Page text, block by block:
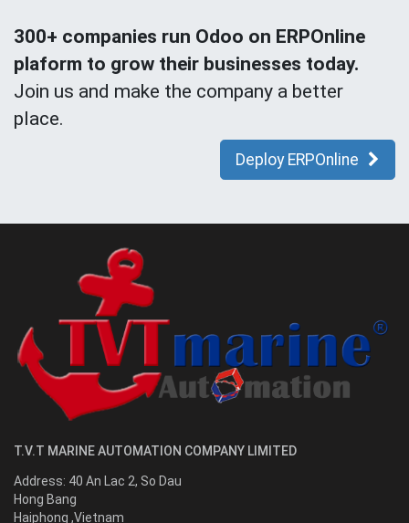
300+ companies run Odoo on ERPOnline
plaform to grow their businesses today.
Join us and make the company a better
place.
Deploy ERPOnline
T.V.T MARINE AUTOMATION COMPANY LIMITED
Address: 40 An Lac 2, So Dau
Hong Bang
Haiphong ,Vietnam